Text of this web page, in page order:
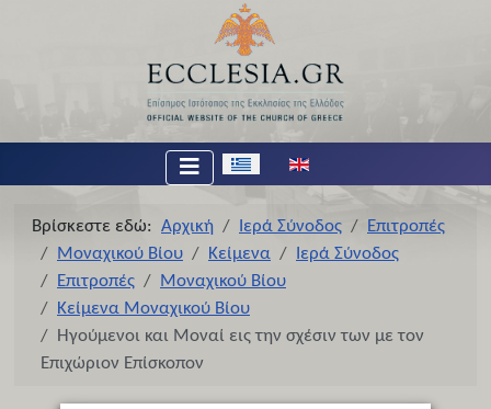
Επιλέξτε τη γλώσσα σας
Βρίσκεστε εδώ: Αρχική Ιερά Σύνοδος
Επιτροπές
Μοναχικού Βίου
Κείμενα
Ιερά Σύνοδος
Επιτροπές
Μοναχικού Βίου
Κείμενα Μοναχικού Βίου
Ηγούμενοι και Μοναί εις την σχέσιν των με τον
Επιχώριον Επίσκοπον